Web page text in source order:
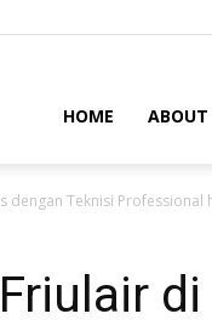
HOME ABOUT
dengan Teknisi Professional